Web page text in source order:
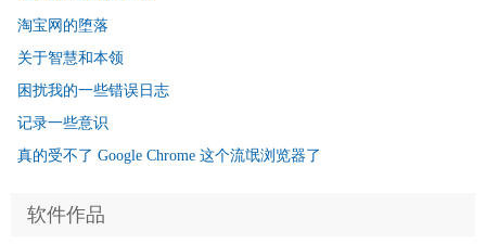
淘宝网的堕落
关于智慧和本领
困扰我的一些错误日志
记录一些意识
真的受不了 Google Chrome 这个流氓浏览器了
软件作品